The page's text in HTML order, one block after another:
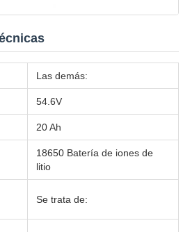
Las demás:
54.6V
20 Ah
18650 Batería de iones de
litio
Se trata de: